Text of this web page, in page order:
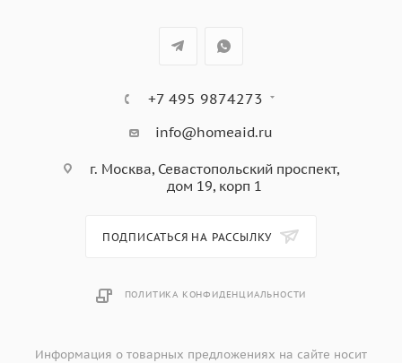
Упаковка: индивидуальная коробка
+7 495 9874273
info@homeaid.ru
г. Москва, Севастопольский проспект,
дом 19, корп 1
ПОДПИСАТЬСЯ НА РАССЫЛКУ
ПОЛИТИКА КОНФИДЕНЦИАЛЬНОСТИ
Информация о товарных предложениях на сайте носит